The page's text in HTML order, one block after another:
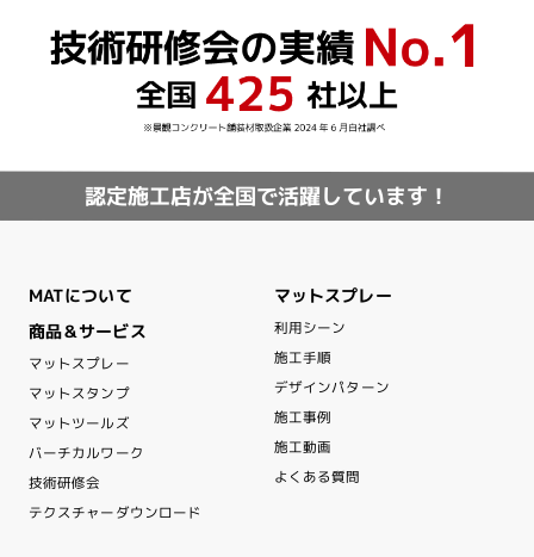
認定施工店が全国で活躍しています！
MATについて
商品＆サービス
マットスプレー
マットスタンプ
マットツールズ
バーチカルワーク
技術研修会
テクスチャーダウンロード
マットスプレー
利用シーン
施工手順
デザインパターン
施工事例
施工動画
よくある質問